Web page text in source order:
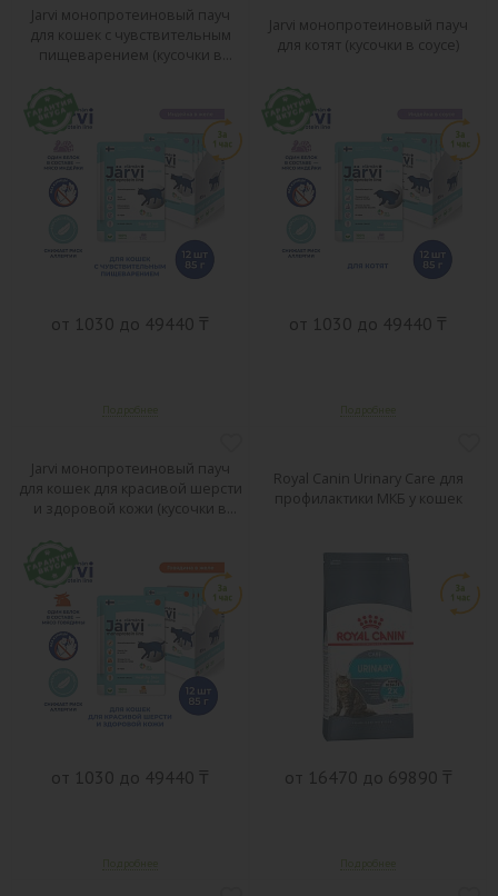
Jarvi монопротеиновый пауч
для кошек с чувствительным
пищеварением (кусочки в
от 1030 до 49440 ₸
Jarvi монопротеиновый пауч
для котят (кусочки в соусе)
от 1030 до 49440 ₸
Jarvi монопротеиновый пауч
для кошек для красивой шерсти
и здоровой кожи (кусочки в
от 1030 до 49440 ₸
Royal Canin Urinary Care для
профилактики МКБ у кошек
от 16470 до 69890 ₸